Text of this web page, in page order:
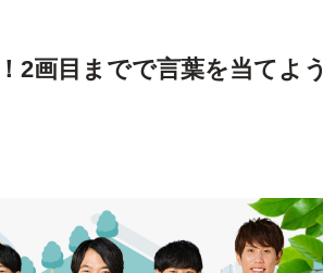
2画目までで言葉を当てよう